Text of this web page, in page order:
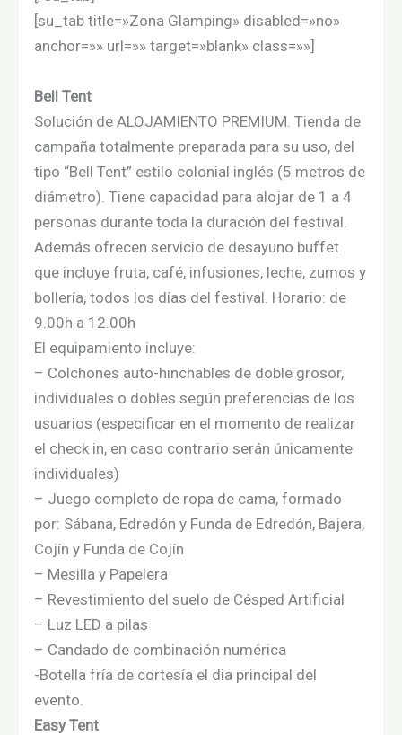
[su_tab title=»Zona Glamping» disabled=»no»
anchor=»» url=»» target=»blank» class=»»]
Bell Tent
Solución de ALOJAMIENTO PREMIUM. Tienda de
campaña totalmente preparada para su uso, del
tipo “Bell Tent” estilo colonial inglés (5 metros de
diámetro). Tiene capacidad para alojar de 1 a 4
personas durante toda la duración del festival.
Además ofrecen servicio de desayuno buffet
que incluye fruta, café, infusiones, leche, zumos y
bollería, todos los días del festival. Horario: de
9.00h a 12.00h
El equipamiento incluye:
– Colchones auto-hinchables de doble grosor,
individuales o dobles según preferencias de los
usuarios (especificar en el momento de realizar
el check in, en caso contrario serán únicamente
individuales)
– Juego completo de ropa de cama, formado
por: Sábana, Edredón y Funda de Edredón, Bajera,
Cojín y Funda de Cojín
– Mesilla y Papelera
– Revestimiento del suelo de Césped Artificial
– Luz LED a pilas
– Candado de combinación numérica
-Botella fría de cortesía el dia principal del
evento.
Easy Tent